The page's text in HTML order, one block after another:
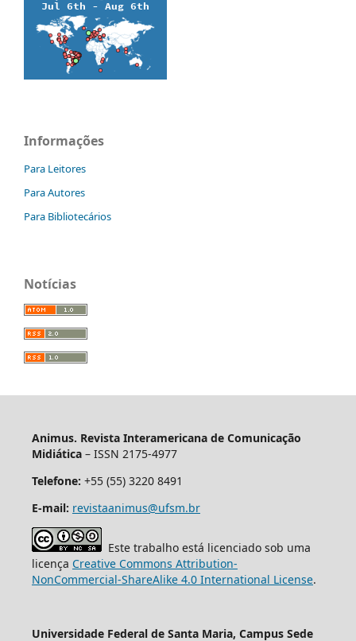
Informações
Para Leitores
Para Autores
Para Bibliotecários
Notícias
Animus. Revista Interamericana de Comunicação
Midiática– ISSN 2175-4977
Telefone: +55 (55) 3220 8491
E-mail: revistaanimus@ufsm.br
Este trabalho está licenciado sob uma
licença Creative Commons Attribution-
NonCommercial-ShareAlike 4.0 International License.
Universidade Federal de Santa Maria, Campus Sede